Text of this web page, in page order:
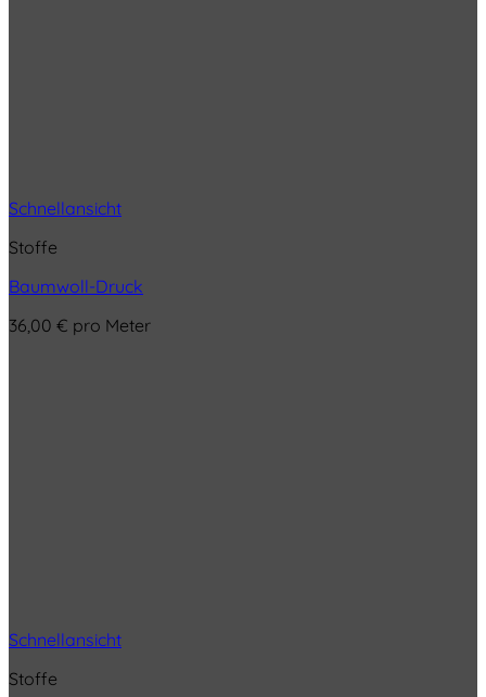
Schnellansicht
Stoffe
Baumwoll-Druck
36,00 € pro Meter
Schnellansicht
Stoffe